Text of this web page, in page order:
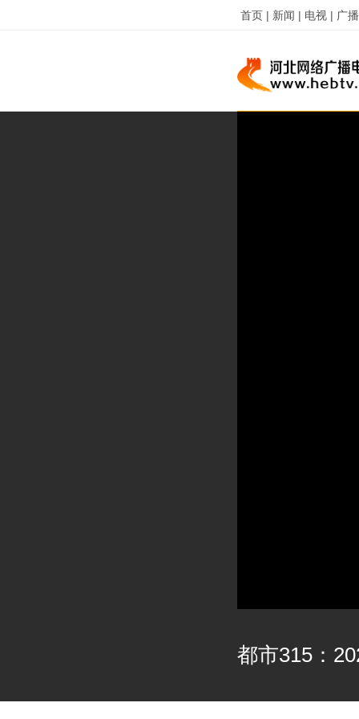
首页 | 新闻 | 电视 | 广
都市315：